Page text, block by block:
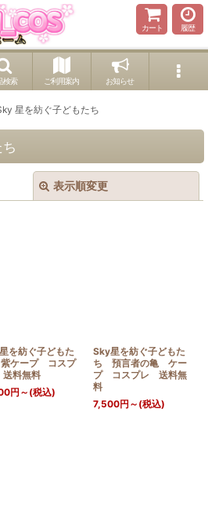
カート 履歴
検索 ご利用案内 お知らせ
星を紡ぐ子どもたち
表示順変更
を紡ぐ子どもた
ケープ コスプ
料無料
円 ～ (税込)
Sky星を紡ぐ子どもた
ち 預言者の亀 ケー
プ コスプレ 送料無
料
7,500円 ～ (税込)